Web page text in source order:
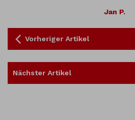
Jan P.
Vorheriger Artikel
Nächster Artikel